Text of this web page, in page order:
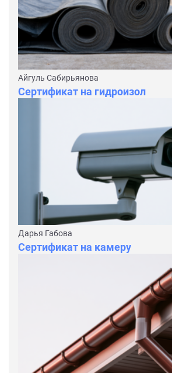
Айгуль Сабирьянова
Сертификат на гидроизол
Дарья Габова
Сертификат на камеру